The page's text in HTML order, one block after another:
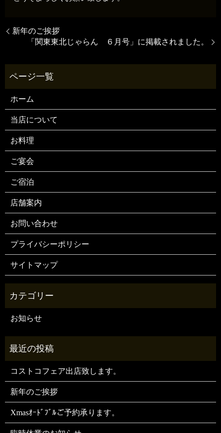
新年のご挨拶
「関東東北じゃらん ６月号」に掲載されました。
ホーム
当店について
お料理
ご宴会
ご宿泊
店舗案内
お問い合わせ
プライバシーポリシー
サイトマップ
お知らせ
コストコフェア出店致します。
新年のご挨拶
Xmasｵｰﾄﾞﾌﾞﾙご予約承ります。